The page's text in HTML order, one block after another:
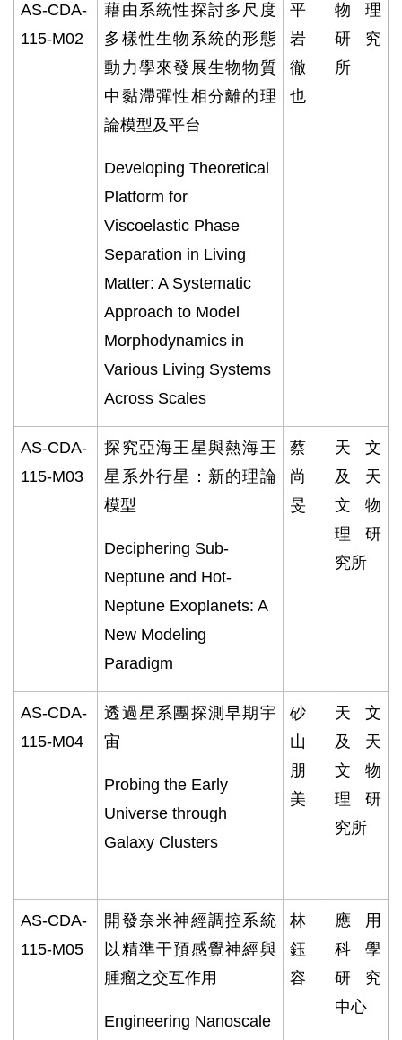
AS-CDA-
115-M02
藉由系統性探討多尺度
多樣性生物系統的形態
動力學來發展生物物質
中黏滯彈性相分離的理
論模型及平台
Developing Theoretical
Platform for
Viscoelastic Phase
Separation in Living
Matter: A Systematic
Approach to Model
Morphodynamics in
Various Living Systems
Across Scales
平
岩
徹
也
物理
研究
所
AS-CDA-
115-M03
探究亞海王星與熱海王
星系外行星：新的理論
模型
Deciphering Sub-
Neptune and Hot-
Neptune Exoplanets: A
New Modeling
Paradigm
蔡
尚
旻
天文
及天
文物
理研
究所
AS-CDA-
115-M04
透過星系團探測早期宇
宙
Probing the Early
Universe through
Galaxy Clusters
砂
山
朋
美
天文
及天
文物
理研
究所
AS-CDA-
115-M05
開發奈米神經調控系統
以精準干預感覺神經與
腫瘤之交互作用
Engineering Nanoscale
林
鈺
容
應用
科學
研究
中心